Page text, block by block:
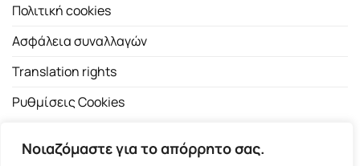
Νοιαζόμαστε για το απόρρητο σας.
Πολιτική cookies
Ασφάλεια συναλλαγών
Translation rights
Ρυθμίσεις Cookies